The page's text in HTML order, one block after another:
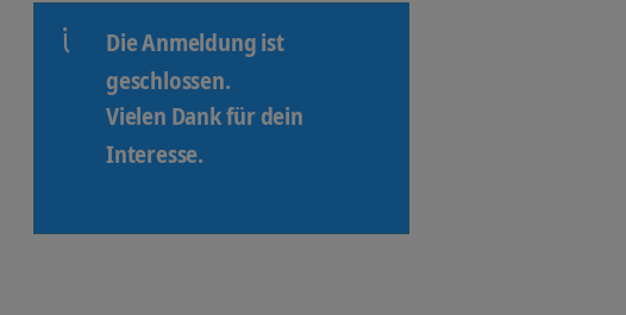
Die Anmeldung ist
geschlossen.
Vielen Dank für dein
Interesse.